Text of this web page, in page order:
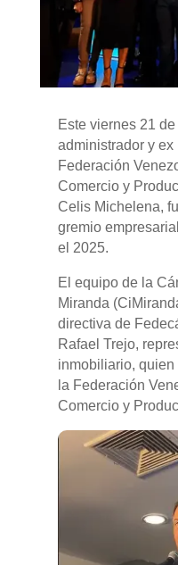
Este viernes 21
administrador y
Federación
Comercio y
Celis Michelena,
gremio
el 2025.
El equipo de la
Miranda
directiva de
Rafael Trejo,
inmobiliario, quien
la Federación
Comercio y